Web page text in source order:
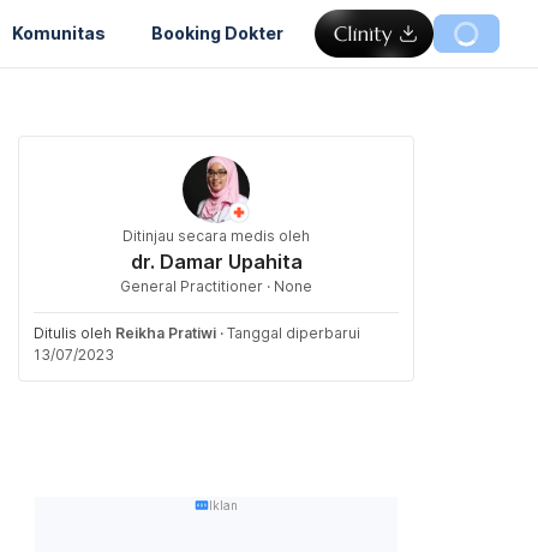
Komunitas Booking Dokter
Ditinjau secara medis oleh
dr. Damar Upahita
General Practitioner · None
Ditulis oleh Reikha Pratiwi · Tanggal diperbarui
13/07/2023
Iklan